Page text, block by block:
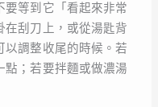
要等到它「看起來非常
在刮刀上，或從湯匙背
以調整收尾的時候。若
點；若要拌麵或做濃湯